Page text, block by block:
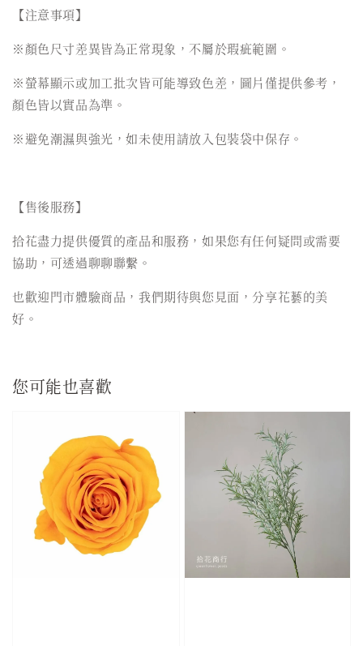
【注意事項】
※顏色尺寸差異皆為正常現象，不屬於瑕疵範圍。
※螢幕顯示或加工批次皆可能導致色差，圖片僅提供參考，
顏色皆以實品為準。
※避免潮濕與強光，如未使用請放入包裝袋中保存。
【售後服務】
拾花盡力提供優質的產品和服務，如果您有任何疑問或需要
協助，可透過聊聊聯繫。
也歡迎門市體驗商品，我們期待與您見面，分享花藝的美
好。
您可能也喜歡